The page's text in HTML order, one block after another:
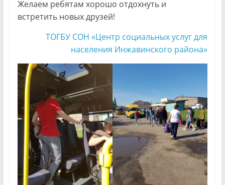
Желаем ребятам хорошо отдохнуть и
встретить новых друзей!
ТОГБУ СОН «Центр социальных услуг для
населения Инжавинского района»